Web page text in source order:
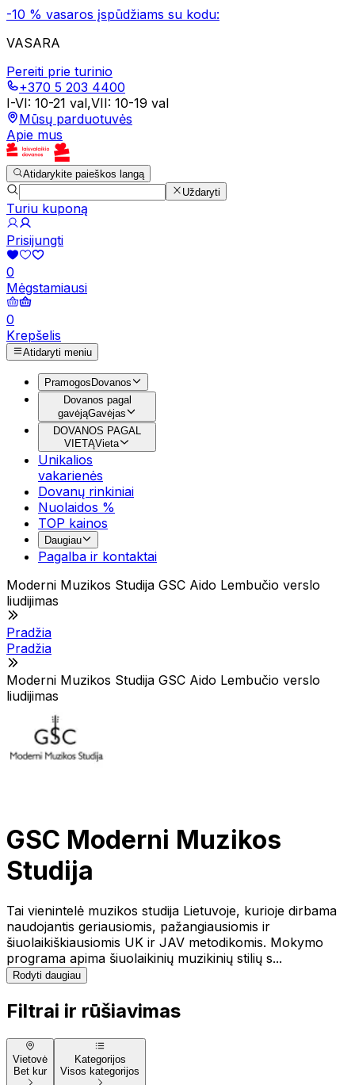
-10 % vasaros įspūdžiams su kodu:
VASARA
Pereiti prie turinio
+370 5 203 4400
I-VI: 10-21 val,VII: 10-19 val
Mūsų parduotuvės
Apie mus
Atidarykite paieškos langą
Uždaryti
Turiu kuponą
Prisijungti
0
Mėgstamiausi
0
Krepšelis
Atidaryti meniu
Pramogos Dovanos
Dovanos pagal
gavėjąGavėjas
DOVANOS PAGAL
VIETĄVieta
Unikalios
vakarienės
Dovanų rinkiniai
Nuolaidos %
TOP kainos
Daugiau
Pagalba ir kontaktai
Moderni Muzikos Studija GSC Aido Lembučio verslo
liudijimas
Pradžia
Pradžia
Moderni Muzikos Studija GSC Aido Lembučio verslo
liudijimas
GSC Moderni Muzikos
Studija
Tai vienintelė muzikos studija Lietuvoje, kurioje dirbama
naudojantis geriausiomis, pažangiausiomis ir
šiuolaikiškiausiomis UK ir JAV metodikomis. Mokymo
programa apima šiuolaikinių muzikinių stilių s...
Rodyti daugiau
Filtrai ir rūšiavimas
Vietovė
Bet kur
Kategorijos
Visos kategorijos